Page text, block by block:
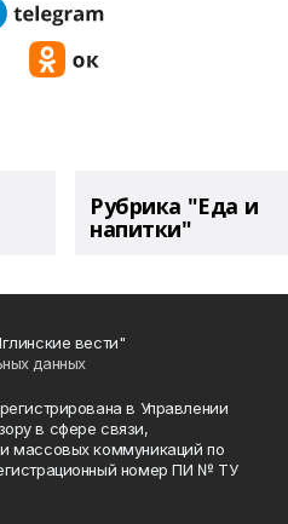
Рубрика "Еда и
напитки"
вести"
данных
в Управлении
в сфере связи,
массовых коммуникаций по
номер ПИ № ТУ